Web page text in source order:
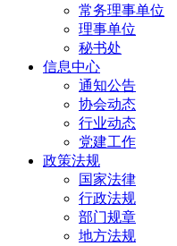
常务理事单位
理事单位
秘书处
信息中心
通知公告
协会动态
行业动态
党建工作
政策法规
国家法律
行政法规
部门规章
地方法规